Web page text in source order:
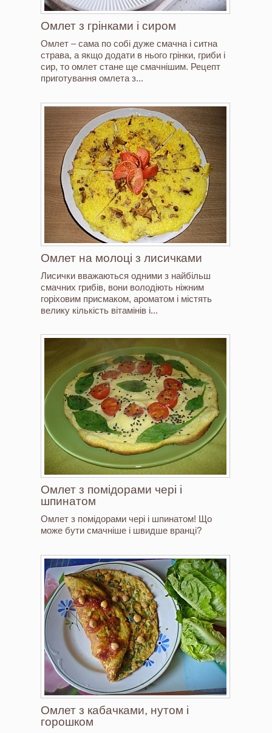
Омлет з грінками і сиром
Омлет – сама по собі дуже смачна і ситна
страва, а якщо додати в нього грінки, гриби і
сир, то омлет стане ще смачнішим. Рецепт
приготування омлета з...
Омлет на молоці з лисичками
Лисички вважаються одними з найбільш
смачних грибів, вони володіють ніжним
горіховим присмаком, ароматом і містять
велику кількість вітамінів і...
Омлет з помідорами чері і
шпинатом
Омлет з помідорами чері і шпинатом! Що
може бути смачніше і швидше вранці?
Омлет з кабачками, нутом і
горошком